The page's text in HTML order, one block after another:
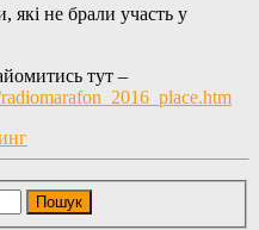
які не брали участь у
тут –